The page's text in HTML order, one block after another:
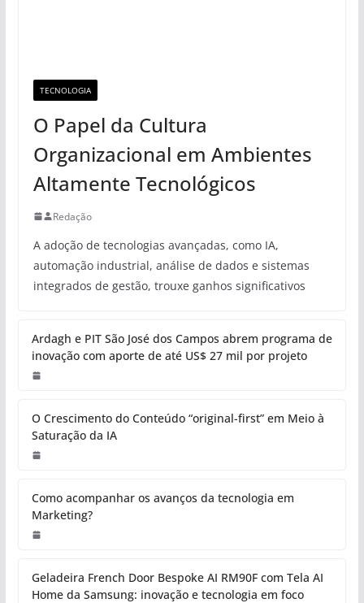
TECNOLOGIA
O Papel da Cultura
Organizacional em Ambientes
Altamente Tecnológicos
Redação
A adoção de tecnologias avançadas, como IA,
automação industrial, análise de dados e sistemas
integrados de gestão, trouxe ganhos significativos
Ardagh e PIT São José dos Campos abrem programa de
inovação com aporte de até US$ 27 mil por projeto
O Crescimento do Conteúdo “original-first” em Meio à
Saturação da IA
Como acompanhar os avanços da tecnologia em
Marketing?
Geladeira French Door Bespoke AI RM90F com Tela AI
Home da Samsung: inovação e tecnologia em foco